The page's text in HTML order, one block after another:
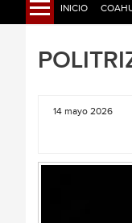
INICIO
14 mayo 2026